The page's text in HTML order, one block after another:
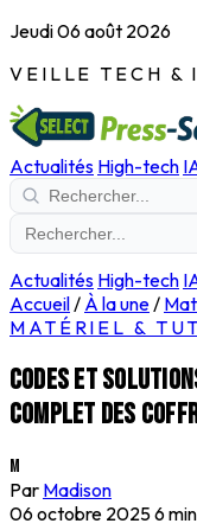
Jeudi 06 août 2026
VEILLE TECH &
Actualités High-tech
Actualités High-tech
Accueil/ À la une/
MATÉRIEL &
Codes et
complet des
M
Par Madison
06 octobre 20256